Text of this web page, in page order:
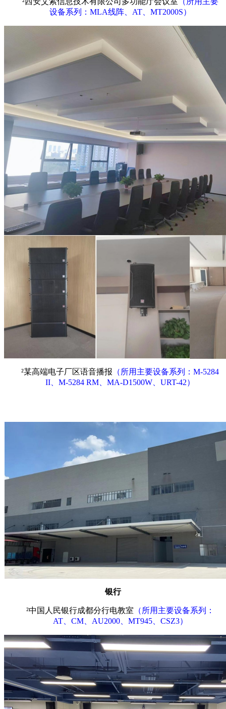
设备系列： MLA线阵、AT、MT2000S）
²某高端电子厂区语音播报 （所用主要设备系列： M-5284
II、M-5284 RM、MA-D1500W、URT-42）
银行
²中国人民银行成都分行电教室 （所用主要设备系列：
AT、CM、AU2000、MT945、CSZ3）